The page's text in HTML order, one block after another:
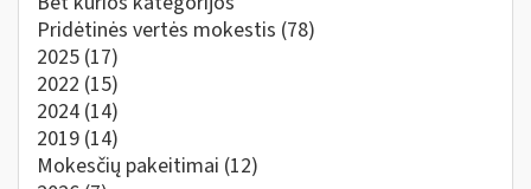
Pridėtinės vertės mokestis (78)
2025 (17)
2022 (15)
2024 (14)
2019 (14)
Mokesčių pakeitimai (12)